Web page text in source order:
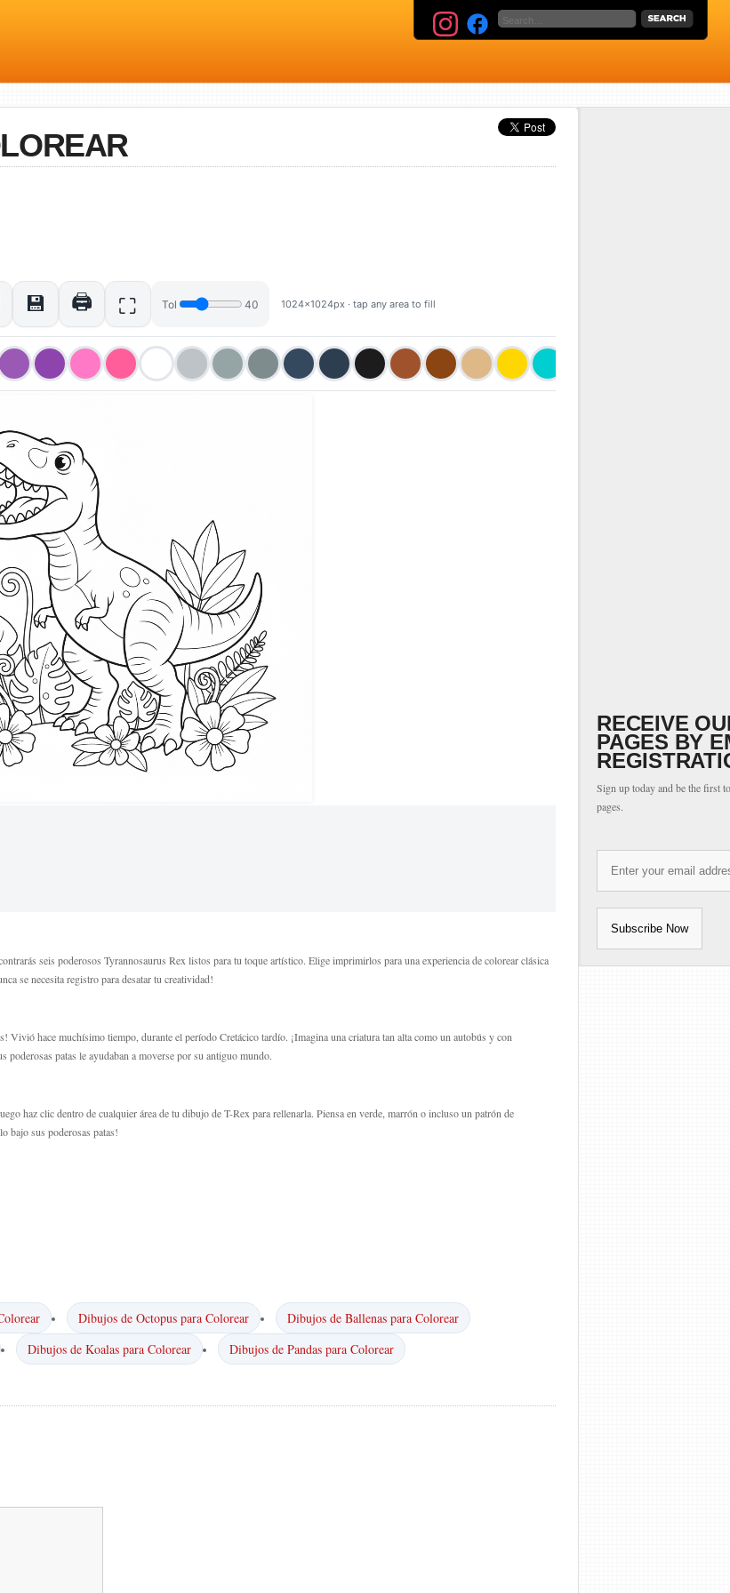
seis poderosos Tyrannosaurus Rex listos para tu toque artístico. Elige imprimirlos para una experiencia de colorear clásica
se necesita registro para desatar tu creatividad!
hace muchísimo tiempo, durante el período Cretácico tardío. ¡Imagina una criatura tan alta como un autobús y con
patas le ayudaban a moverse por su antiguo mundo.
haz clic dentro de cualquier área de tu dibujo de T-Rex para rellenarla. Piensa en verde, marrón o incluso un patrón de
bajo sus poderosas patas!
Dibujos de Octopus para Colorear
Dibujos de Ballenas para Colorear
Dibujos de Koalas para Colorear Dibujos de Pandas para Colorear
RECEIVE
PAGES BY
Sign up today and be the first
pages.